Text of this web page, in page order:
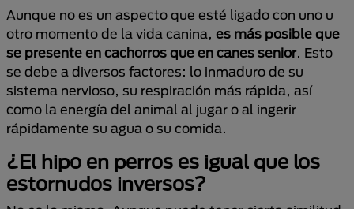
Aunque no es un aspecto que esté ligado con uno u
otro momento de la vida canina, es más posible que
se presente en cachorros que en canes senior. Esto
se debe a diversos factores: lo inmaduro de su
sistema nervioso, su respiración más rápida, así
como la energía del animal al jugar o al ingerir
rápidamente su agua o su comida.
¿El hipo en perros es igual que los
estornudos inversos?